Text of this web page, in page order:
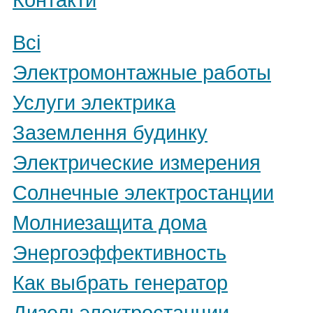
Всі
Электромонтажные работы
Услуги электрика
Заземлення будинку
Электрические измерения
Солнечные электростанции
Молниезащита дома
Энергоэффективность
Как выбрать генератор